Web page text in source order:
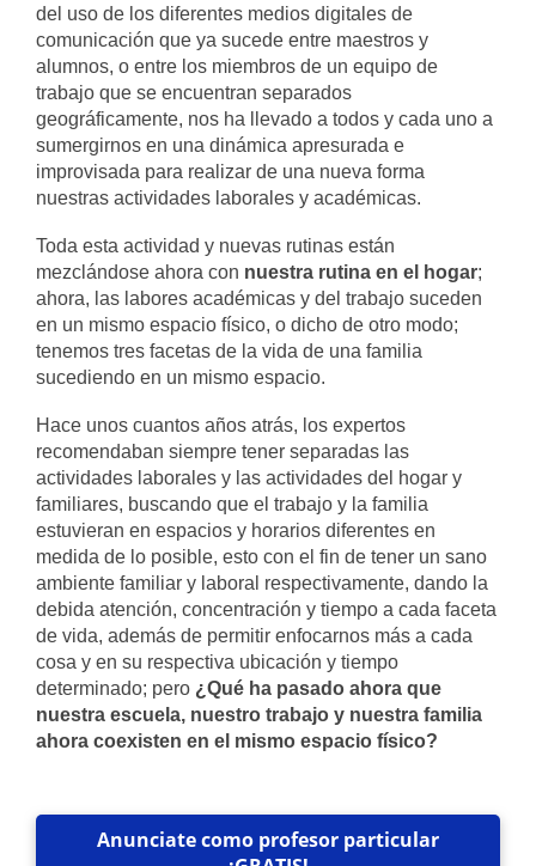
del uso de los diferentes medios digitales de
comunicación que ya sucede entre maestros y
alumnos, o entre los miembros de un equipo de
trabajo que se encuentran separados
geográficamente, nos ha llevado a todos y cada uno a
sumergirnos en una dinámica apresurada e
improvisada para realizar de una nueva forma
nuestras actividades laborales y académicas.
Toda esta actividad y nuevas rutinas están
mezclándose ahora con nuestra rutina en el hogar;
ahora, las labores académicas y del trabajo suceden
en un mismo espacio físico, o dicho de otro modo;
tenemos tres facetas de la vida de una familia
sucediendo en un mismo espacio.
Hace unos cuantos años atrás, los expertos
recomendaban siempre tener separadas las
actividades laborales y las actividades del hogar y
familiares, buscando que el trabajo y la familia
estuvieran en espacios y horarios diferentes en
medida de lo posible, esto con el fin de tener un sano
ambiente familiar y laboral respectivamente, dando la
debida atención, concentración y tiempo a cada faceta
de vida, además de permitir enfocarnos más a cada
cosa y en su respectiva ubicación y tiempo
determinado; pero ¿Qué ha pasado ahora que
nuestra escuela, nuestro trabajo y nuestra familia
ahora coexisten en el mismo espacio físico?
Anunciate como profesor particular